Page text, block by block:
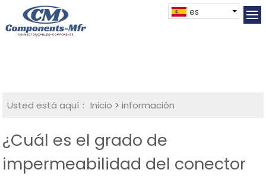
es
Usted está aquí： Inicio >información
¿Cuál es el grado de
impermeabilidad del conector